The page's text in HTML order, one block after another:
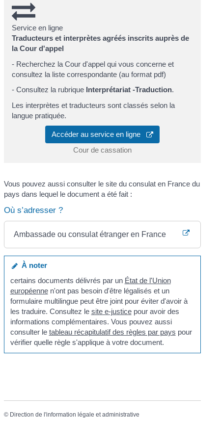
Service en ligne
Traducteurs et interprètes agréés inscrits auprès de
la Cour d'appel
- Recherchez la Cour d'appel qui vous concerne et
consultez la liste correspondante (au format pdf)
- Consultez la rubrique Interprétariat -Traduction.
Les interprètes et traducteurs sont classés selon la
langue pratiquée.
Accéder au service en ligne
Cour de cassation
Vous pouvez aussi consulter le site du consulat en France du
pays dans lequel le document a été fait :
Où s’adresser ?
Ambassade ou consulat étranger en France
À noter
certains documents délivrés par un État de l'Union
européennen'ont pas besoin d'être légalisés et un
formulaire multilingue peut être joint pour éviter d'avoir à
les traduire. Consultez le site e-justicepour avoir des
informations complémentaires. Vous pouvez aussi
consulter le tableau récapitulatif des règles par pays pour
vérifier quelle règle s'applique à votre document.
© Direction de l'information légale et administrative